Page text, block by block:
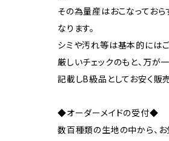
その為量産はおこなってお
なります。
シミや汚れ等は基本的にはご
厳しいチェックのもと、万が
記載しB級品としてお安く販
◆オーダーメイドの受付◆
数百種類の生地の中から、